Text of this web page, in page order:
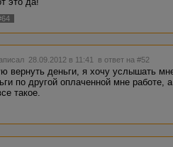
28.09.2012 в 11:41 в ответ на #52
вернуть деньги, я хочу услышать
по другой оплаченной мне работе,
такое.